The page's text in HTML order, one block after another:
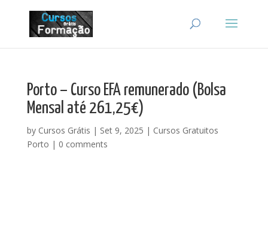
Porto – Curso EFA remunerado (Bolsa
Mensal até 261,25€)
by Cursos Grátis | Set 9, 2025 | Cursos Gratuitos
Porto | 0 comments